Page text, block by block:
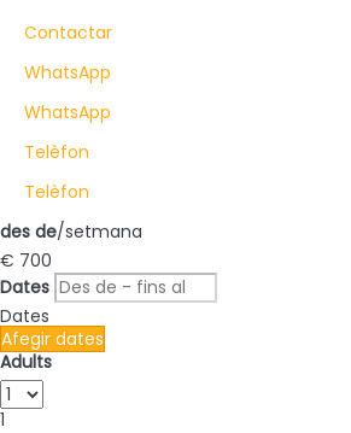
Contactar
WhatsApp
WhatsApp
Telèfon
Telèfon
des de/setmana
€ 700
Dates
Dates
Afegir dates
Adults
1